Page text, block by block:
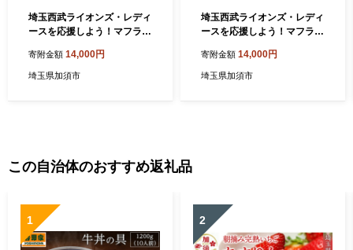
埼玉西武ライオンズ・レディ
ースを応援しよう！マフラー
寄附金額 14,000円
埼玉県加須市
埼玉西武ライオンズ・レディ
ースを応援しよう！マフラー
寄附金額 14,000円
埼玉県加須市
この自治体のおすすめ返礼品
1 2